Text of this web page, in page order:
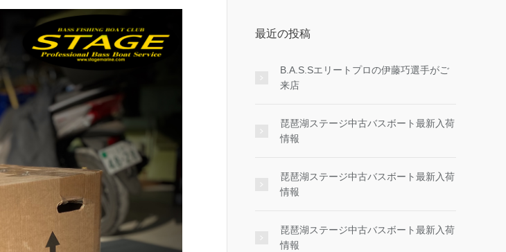
最近の投稿
B.A.S.Sエリートプロの伊藤巧選手がご
来店
琵琶湖ステージ中古バスボート最新入荷
情報
琵琶湖ステージ中古バスボート最新入荷
情報
琵琶湖ステージ中古バスボート最新入荷
情報